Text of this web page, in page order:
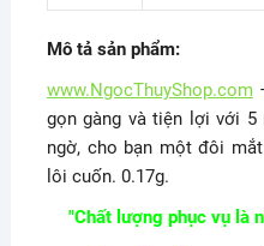
Mô tả sản phẩm:
www.NgocThuyShop.com
gọn gàng và tiện lợi với
ngờ, cho bạn một đôi
lôi cuốn. 0.17g.
"Chất lượng phục vụ là